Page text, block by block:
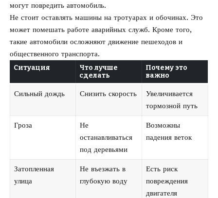
могут повредить автомобиль.
Не стоит оставлять машины на тротуарах и обочинах. Это
может помешать работе аварийных служб. Кроме того,
такие автомобили осложняют движение пешеходов и
общественного транспорта.
Ситуация
Что лучше
сделать
Почему это
важно
Сильный дождь Снизить скорость
Увеличивается
тормозной путь
Гроза
Не
останавливаться
под деревьями
Возможны
падения веток
Затопленная
улица
Не въезжать в
глубокую воду
Есть риск
повреждения
двигателя